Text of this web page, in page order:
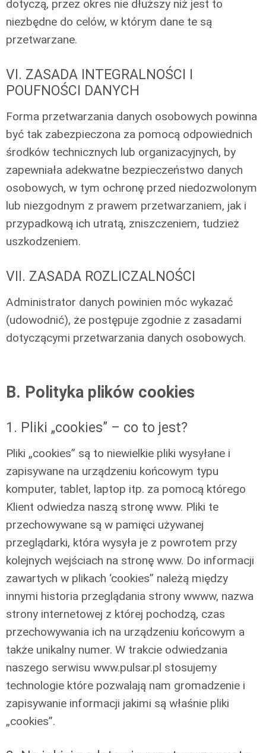
dotyczą, przez okres nie dłuższy niż jest to
niezbędne do celów, w którym dane te są
przetwarzane.
VI. ZASADA INTEGRALNOŚCI I
POUFNOŚCI DANYCH
Forma przetwarzania danych osobowych powinna
być tak zabezpieczona za pomocą odpowiednich
środków technicznych lub organizacyjnych, by
zapewniała adekwatne bezpieczeństwo danych
osobowych, w tym ochronę przed niedozwolonym
lub niezgodnym z prawem przetwarzaniem, jak i
przypadkową ich utratą, zniszczeniem, tudzież
uszkodzeniem.
VII. ZASADA ROZLICZALNOŚCI
Administrator danych powinien móc wykazać
(udowodnić), że postępuje zgodnie z zasadami
dotyczącymi przetwarzania danych osobowych.
B. Polityka plików cookies
1. Pliki „cookies” – co to jest?
Pliki „cookies” są to niewielkie pliki wysyłane i
zapisywane na urządzeniu końcowym typu
komputer, tablet, laptop itp. za pomocą którego
Klient odwiedza naszą stronę www. Pliki te
przechowywane są w pamięci używanej
przeglądarki, która wysyła je z powrotem przy
kolejnych wejściach na stronę www. Do informacji
zawartych w plikach ‘cookies” należą między
innymi historia przeglądania strony wwww, nazwa
strony internetowej z której pochodzą, czas
przechowywania ich na urządzeniu końcowym a
także unikalny numer. W trakcie odwiedzania
naszego serwisu www.pulsar.pl stosujemy
technologie które pozwalają nam gromadzenie i
zapisywanie informacji jakimi są właśnie pliki
„cookies”.